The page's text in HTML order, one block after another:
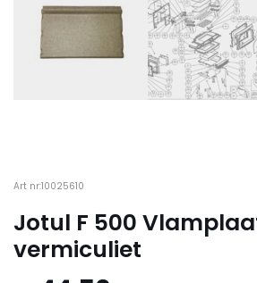
Art nr:10025610
Jotul F 500
vermiculiet